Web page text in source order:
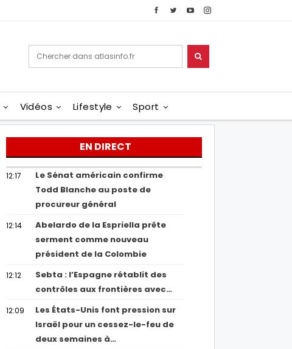
Vidéos Lifestyle Sport
EN DIRECT
12:17
Le Sénat américain confirme
Todd Blanche au poste de
procureur général
12:14
Abelardo de la Espriella prête
serment comme nouveau
président de la Colombie
12:12
Sebta : l’Espagne rétablit des
contrôles aux frontières avec…
12:09
Les États-Unis font pression sur
Israël pour un cessez-le-feu de
deux semaines à…